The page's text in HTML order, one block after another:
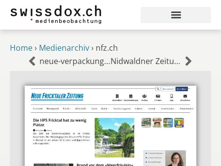
Home› Medienarchiv› nfz.ch
neue-verpackung.de
Nidwaldner Zeitung